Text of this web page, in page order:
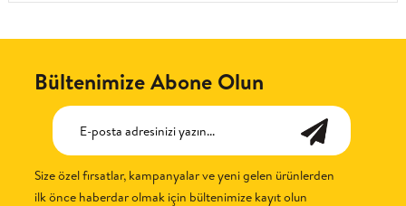
Bültenimize Abone Olun
Size özel fırsatlar, kampanyalar ve yeni gelen ürünlerden
ilk önce haberdar olmak için bültenimize kayıt olun